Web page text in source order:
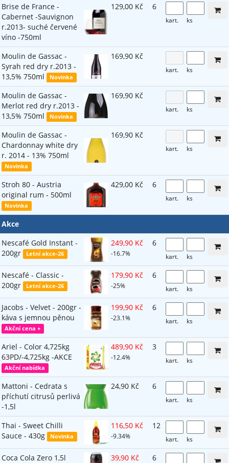
Brise de France -
Cabernet -Sauvignon
r.2013- suché červené
víno -750ml
129,00 Kč 6
kart. ks
Moulin de Gassac -
Syrah red dry r.2013 -
13,5% 750ml
Novinka
169,90 Kč
kart. ks
Moulin de Gassac -
Merlot red dry r.2013 -
13,5% 750ml
Novinka
169,90 Kč
kart. ks
Moulin de Gassac -
Chardonnay white dry
r. 2014 - 13% 750ml
Novinka
169,90 Kč
kart. ks
Stroh 80 - Austria
original rum - 500ml
Novinka
429,00 Kč 6
kart. ks
Akce
Nescafé Gold Instant -
200gr
Letní akce-26
249,90 Kč
-16.7%
6
kart. ks
Nescafé - Classic -
200gr
Letní akce-26
179,90 Kč
-25%
6
kart. ks
Jacobs - Velvet - 200gr -
káva s jemnou pěnou
Akční cena +
199,90 Kč
-23.1%
6
kart. ks
Ariel - Color 4,725kg
63PD/-4,725kg -AKCE
Akční nabídka
489,90 Kč
-12.4%
3
kart. ks
Mattoni - Cedrata s
příchutí citrusů perlivá
-1,5l
24,90 Kč 6
kart. ks
Thai - Sweet Chilli
Sauce - 430g
Novinka
116,50 Kč
-9.34%
12
kart. ks
Coca Cola Zero 1,5l 39,90 Kč 6